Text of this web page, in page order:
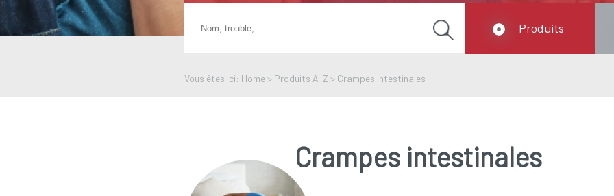
Vous êtes ici: Home > Produits A-Z > Crampes intestinales
Produits
Crampes intestinales